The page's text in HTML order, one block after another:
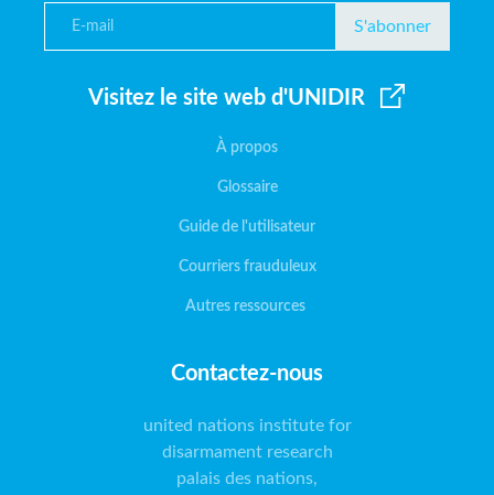
S'abonner
Visitez le site web d'UNIDIR
À propos
Glossaire
Guide de l'utilisateur
Courriers frauduleux
Autres ressources
Contactez-nous
united nations institute for
disarmament research
palais des nations,